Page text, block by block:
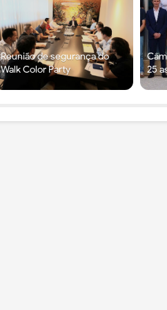
Reunião de segurança do
Walk Color Party
25